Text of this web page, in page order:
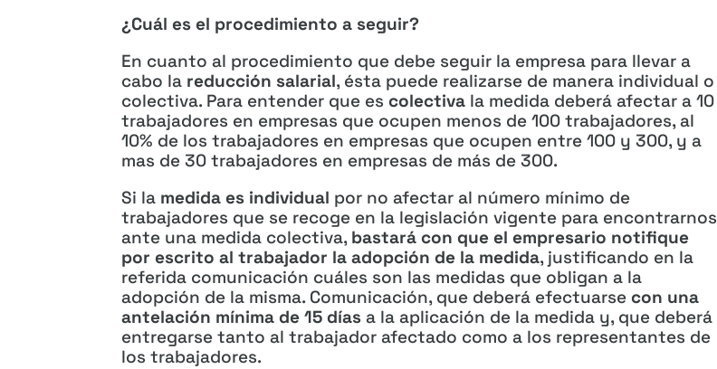
¿Cuál es el procedimiento a seguir?
En cuanto al procedimiento que debe seguir la empresa para llevar a
cabo la reducción salarial, ésta puede realizarse de manera individual o
colectiva. Para entender que es colectiva la medida deberá afectar a 10
trabajadores en empresas que ocupen menos de 100 trabajadores, al
10% de los trabajadores en empresas que ocupen entre 100 y 300, y a
mas de 30 trabajadores en empresas de más de 300.
Si la medida es individual por no afectar al número mínimo de
trabajadores que se recoge en la legislación vigente para encontrarnos
ante una medida colectiva, bastará con que el empresario notifique
por escrito al trabajador la adopción de la medida, justificando en la
referida comunicación cuáles son las medidas que obligan a la
adopción de la misma. Comunicación, que deberá efectuarse con una
antelación mínima de 15 díasa la aplicación de la medida y, que deberá
entregarse tanto al trabajador afectado como a los representantes de
los trabajadores.